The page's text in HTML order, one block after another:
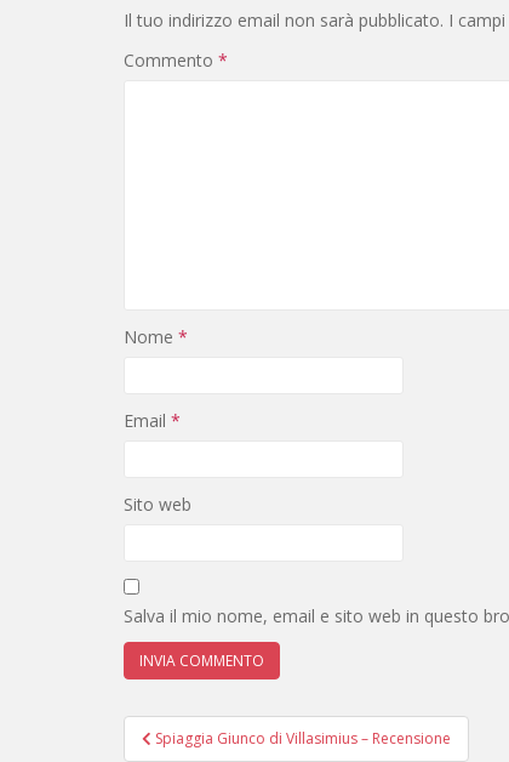
Il tuo indirizzo email non sarà pubblicato. I
Commento *
Nome *
Email *
Sito web
Salva il mio nome, email e sito web in questo
Navigazione
Spiaggia Giunco di Villasimius – Recensione